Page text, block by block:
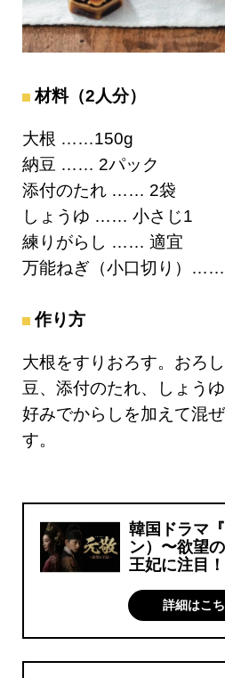
材料（2人分）
大根 ……150g
納豆 …… 2パック
添付のたれ …… 2袋
しょうゆ …… 小さじ1
練りがらし …… 適宜
万能ねぎ（小口切り）……
作り方
大根をすりおろす。おろ
豆、添付のたれ、しょう
好みでからしを加えて混
す。
韓国ドラマ
ン）〜欲望
王妃に注目！
詳細はこ